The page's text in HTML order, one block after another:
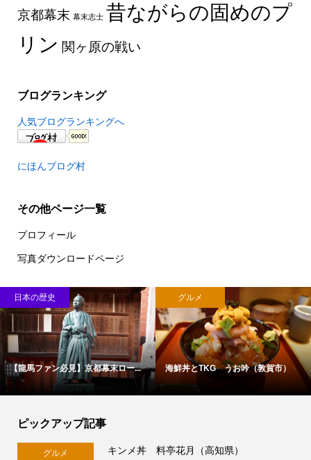
京都幕末 幕末志士 昔ながらの固めのプ
リン 関ヶ原の戦い
ブログランキング
人気ブログランキングへ
にほんブログ村
その他ページ一覧
プロフィール
写真ダウンロードページ
日本の歴史
【龍馬ファン必見】京都幕末ロー...
グルメ
海鮮丼とTKG うお吟（敦賀市）
ピックアップ記事
グルメ キンメ丼 料亭花月（高知県）